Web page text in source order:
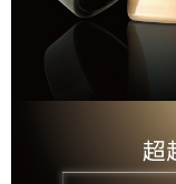
【注意事項】
１．透過由恩沛科技股
２．關於個人資料處理
３．未成年的使用者請
「AFTEE先享後付」，